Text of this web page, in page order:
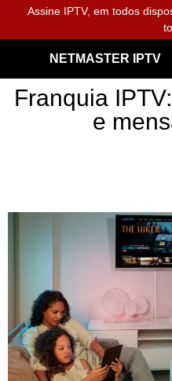
Assine IPTV, em todos
NETMASTER IPTV
Franquia
e